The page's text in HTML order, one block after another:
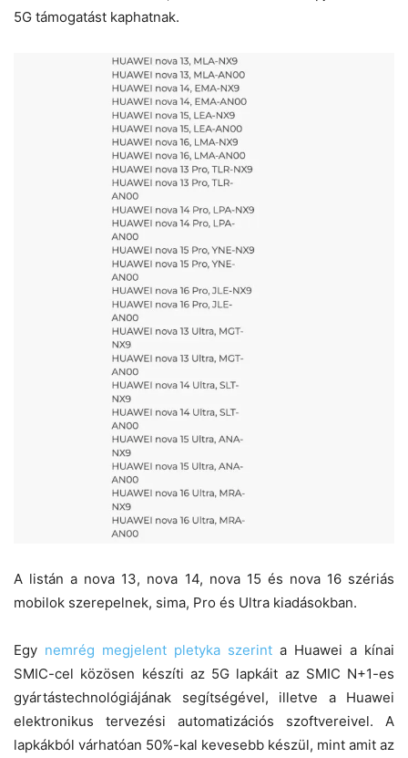
5G támogatást kaphatnak.
A listán a nova 13, nova 14, nova 15 és nova 16 szériás
mobilok szerepelnek, sima, Pro és Ultra kiadásokban.
Egy nemrég megjelent pletyka szerint a Huawei a kínai
SMIC-cel közösen készíti az 5G lapkáit az SMIC N+1-es
gyártástechnológiájának segítségével, illetve a Huawei
elektronikus tervezési automatizációs szoftvereivel. A
lapkákból várhatóan 50%-kal kevesebb készül, mint amit az